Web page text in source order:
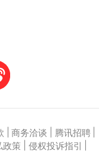
商务洽谈 腾讯招聘
政策 侵权投诉指引